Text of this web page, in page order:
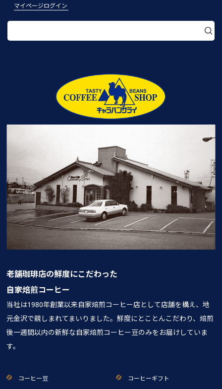
マイページログイン
老舗珈琲店の鮮度にこだわった
自家焙煎コーヒー
当社は1980年創業以来自家焙煎コーヒー店として店舗を構え、地
元金沢で親しまれてまいりました。鮮度にとことんこだわり、焙煎
後一週間以内の新鮮な自家焙煎コーヒー豆のみをお届けしていま
す。
コーヒー豆 コーヒーギフト